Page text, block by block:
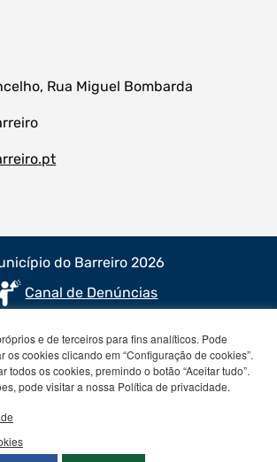
Rua Miguel Bombarda
do Barreiro 2026
Canal de Denúncias
e de terceiros para fins analíticos. Pode
os cookies clicando em “Configuração de cookies”.
todos os cookies, premindo o botão “Aceitar tudo”.
pode visitar a nossa Política de privacidade.